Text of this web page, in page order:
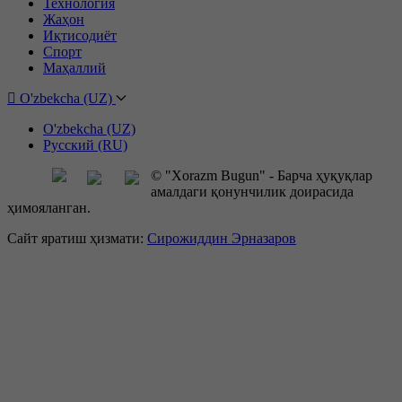
Жаҳон
Иқтисодиёт
Спорт
Маҳаллий
O'zbekcha (UZ)
O'zbekcha (UZ)
Русский (RU)
© "Xorazm Bugun" - Барча ҳуқуқлар
амалдаги қонунчилик доирасида
ҳимояланган.
Сайт яратиш ҳизмати: Сирожиддин Эрназаров